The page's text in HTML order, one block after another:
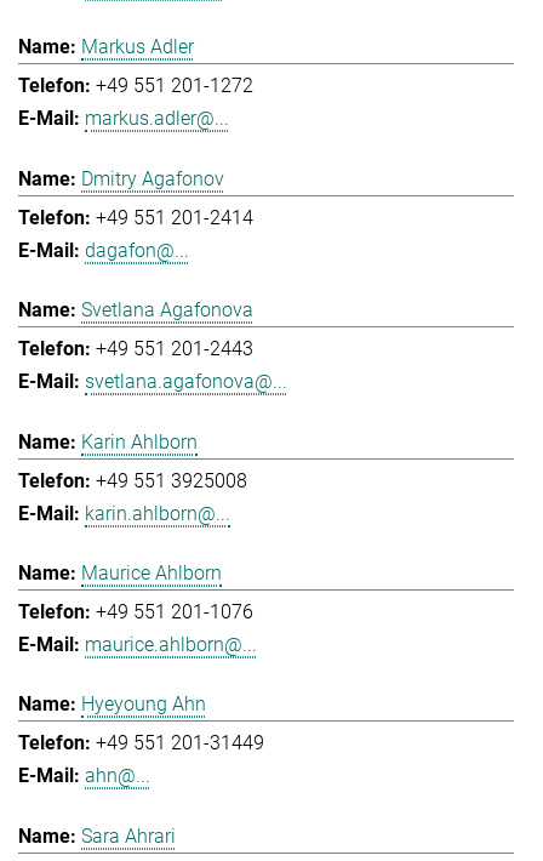
Markus Adler
+49 551 201-1272
markus.adler@...
Dmitry Agafonov
+49 551 201-2414
dagafon@...
Svetlana Agafonova
+49 551 201-2443
svetlana.agafonova@...
Karin Ahlborn
+49 551 3925008
karin.ahlborn@...
Maurice Ahlborn
+49 551 201-1076
maurice.ahlborn@...
Hyeyoung Ahn
+49 551 201-31449
ahn@...
Sara Ahrari